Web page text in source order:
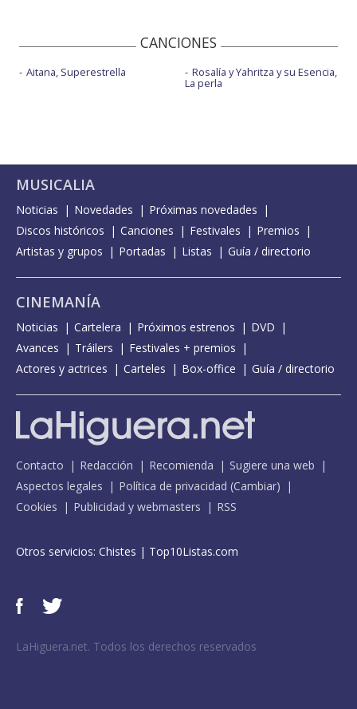
CANCIONES
Aitana, Superestrella Rosalía y Yahritza y su Esencia,
La perla
MUSICALIA
Noticias Novedades
Próximas novedades
Discos históricos
Canciones Festivales
Premios
Artistas y grupos
Portadas Listas Guía / directorio
CINEMANÍA
Noticias Cartelera Próximos estrenos
DVD
Avances
Tráilers
Festivales + premios
Actores y actrices
Carteles Box-office Guía / directorio
Contacto Redacción Recomienda
Sugiere una web
Aspectos legales
Política de privacidad (Cambiar)
Cookies
Publicidad y webmasters RSS
Otros servicios: Chistes | Top10Listas.com
LaHiguera.net. Todos los derechos reservados